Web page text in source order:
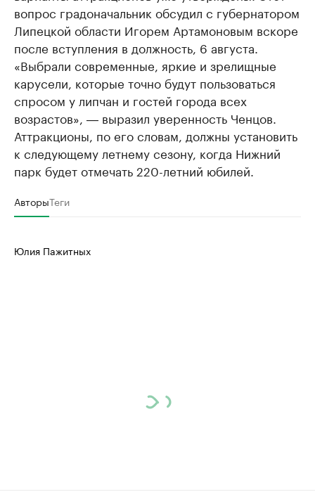
вопрос градоначальник обсудил с губернатором
Липецкой области Игорем Артамоновым вскоре
после вступления в должность, 6 августа.
«Выбрали современные, яркие и зрелищные
карусели, которые точно будут пользоваться
спросом у липчан и гостей города всех
возрастов», ― выразил уверенность Ченцов.
Аттракционы, по его словам, должны установить
к следующему летнему сезону, когда Нижний
парк будет отмечать 220-летний юбилей.
АвторыТеги
Юлия Пажитных